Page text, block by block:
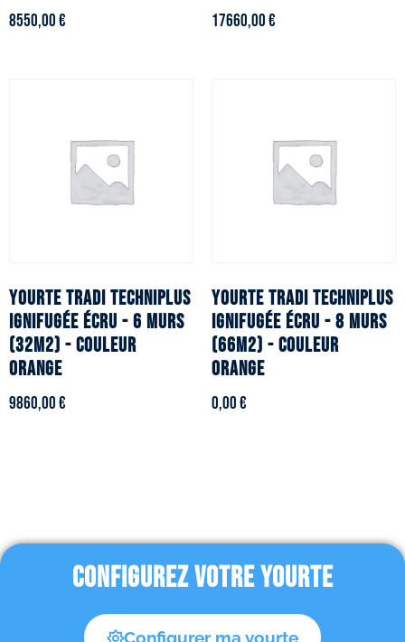
8550,00€ 17660,00€
YOURTE TRADI TECHNIPLUS
ignifugée écru - 6 murs
(32m2) - Couleur
orange
9860,00€
YOURTE TRADI TECHNIPLUS
ignifugée écru - 8 murs
(66m2) - Couleur
orange
0,00€
CONFIGUREZ VOTRE YOURTE
Configurer ma yourte